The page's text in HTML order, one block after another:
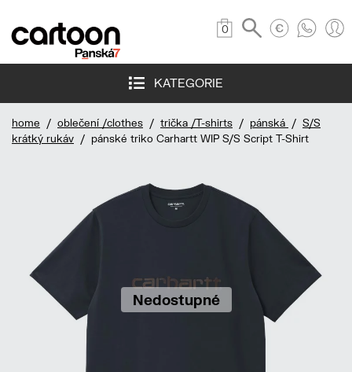
0
KATEGORIE
home / oblečení /clothes / trička /T-shirts / pánská / S/S
krátký rukáv / pánské triko Carhartt WIP S/S Script T-Shirt
Nedostupné